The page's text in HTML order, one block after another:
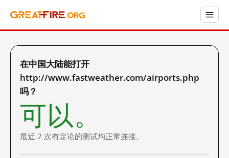
在中国大陆能打开
http://www.fastweather.com/airports.php
吗？
可以。
最近 2 次有定论的测试均正常连接。